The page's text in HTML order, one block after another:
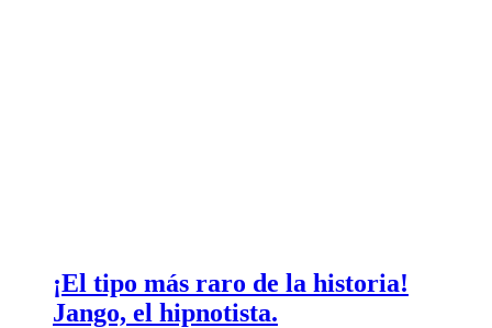
¡El tipo más raro de la historia!
Jango, el hipnotista.